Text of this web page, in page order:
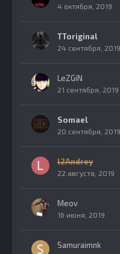
4 октября, 2019
TToriginal
24 сентября, 2019
LeZGiN
21 сентября, 2019
Somael
20 сентября, 2019
l2Andrey
22 августа, 2019
Meov
16 июня, 2019
Samuraimnk